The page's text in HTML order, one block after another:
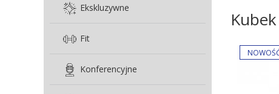
Ekskluzywne
Fit
Konferencyjne